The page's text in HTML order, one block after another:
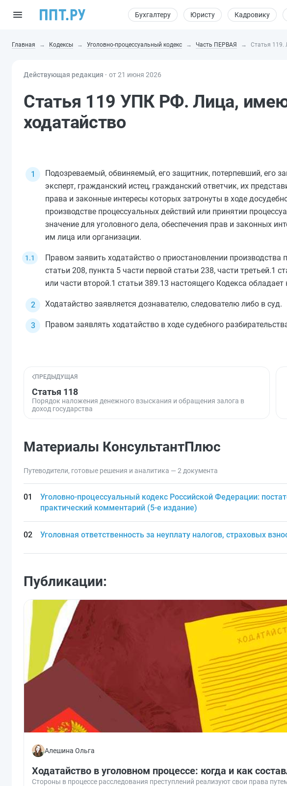
Бухгалтеру Юристу Кадровику
Главная Кодексы Уголовно-процессуальный кодекс Часть ПЕРВАЯ Статья 119.
Действующая редакция ⸱ от 21 июня 2026
Статья 119 УПК РФ. Лица,
ходатайство
Подозреваемый, обвиняемый, его защитник, потерпевший, его
эксперт, гражданский истец, гражданский ответчик, их
права и законные интересы которых затронуты в ходе
производстве процессуальных действий или принятии
значение для уголовного дела, обеспечения прав и законных
им лица или организации.
Правом заявить ходатайство о приостановлении производства
статьи 208, пункта 5 части первой статьи 238, части третьей.1
или части второй.1 статьи 389.13 настоящего Кодекса
Ходатайство заявляется дознавателю, следователю либо в суд.
Правом заявлять ходатайство в ходе судебного
ПРЕДЫДУЩАЯ
Статья 118
Порядок наложения денежного взыскания и обращения залога в
доход государства
Материалы КонсультантПлюс
Путеводители, готовые решения и аналитика — 2 документа
Уголовно-процессуальный кодекс Российской Федерации:
практический комментарий (5-е издание)
Уголовная ответственность за неуплату налогов, страховых
Публикации:
Алешина Ольга
Ходатайство в уголовном процессе: когда и как
Стороны в процессе расследования преступлений реализуют свои права